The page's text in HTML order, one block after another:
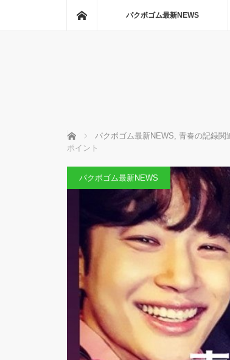
パクボゴム最新NEWS
ホーム パクボゴム最新NEWS, 青春の記録関
ポイント
パクボゴム最新NEWS